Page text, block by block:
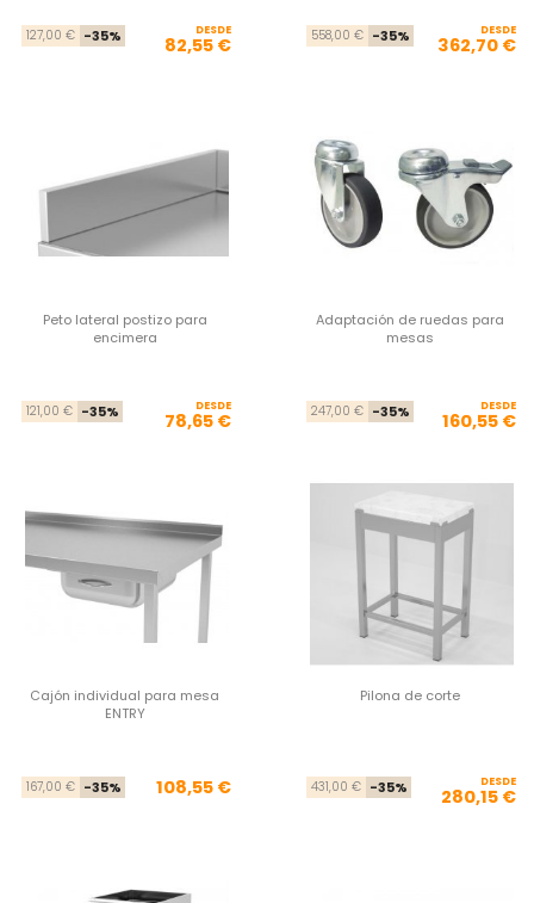
Precio base
127,00 € -35% Precio
DESDE
82,55 € 558,00 € -35% DESDE
362,70 €
Peto lateral postizo para
encimera
Precio base
121,00 € -35% Precio
DESDE
78,65 €
Adaptación de ruedas para
mesas
247,00 € -35% DESDE
160,55 €
Cajón individual para mesa
ENTRY
Precio base
167,00 € -35% Precio
108,55 €
Pilona de corte
431,00 € -35% DESDE
280,15 €